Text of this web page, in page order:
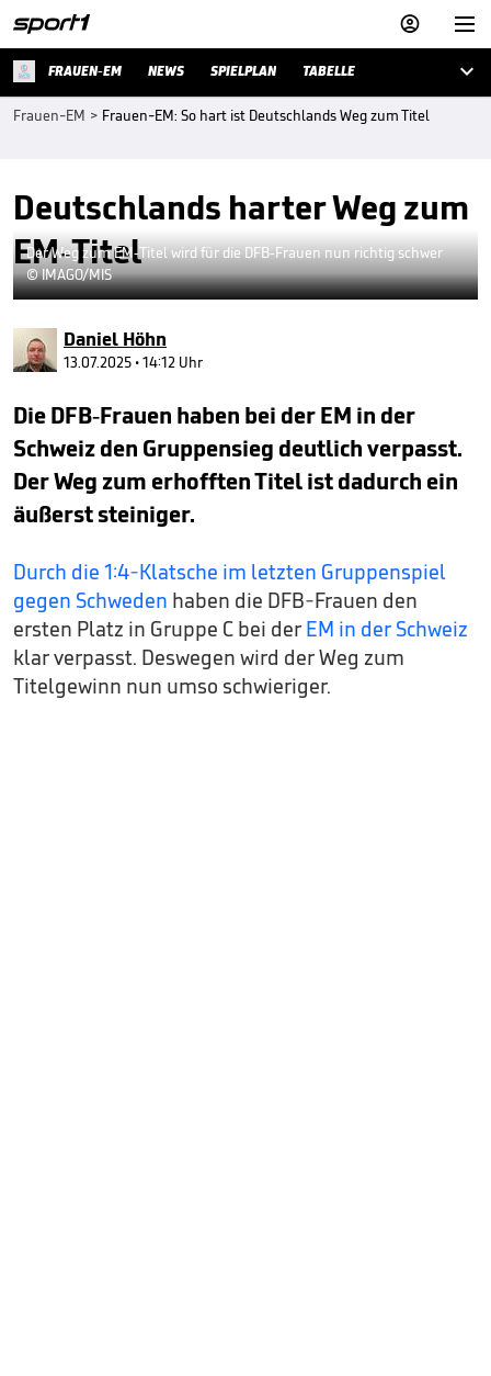


FRAUEN-EM NEWS SPIELPLAN TABELLE 
Frauen-EM > Frauen-EM: So hart ist Deutschlands Weg zum Titel
Deutschlands harter Weg zum
EM-Titel
Der Weg zum EM-Titel wird für die DFB-Frauen nun richtig schwer
© IMAGO/MIS
Daniel Höhn
13.07.2025 • 14:12 Uhr
Die DFB-Frauen haben bei der EM in der
Schweiz den Gruppensieg deutlich verpasst.
Der Weg zum erhofften Titel ist dadurch ein
äußerst steiniger.
Durch die 1:4-Klatsche im letzten Gruppenspiel
gegen Schweden haben die DFB-Frauen den
ersten Platz in Gruppe C bei der EM in der Schweiz
klar verpasst. Deswegen wird der Weg zum
Titelgewinn nun umso schwieriger.